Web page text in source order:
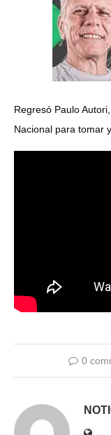
Regresó Paulo
Nacional para tomar
0